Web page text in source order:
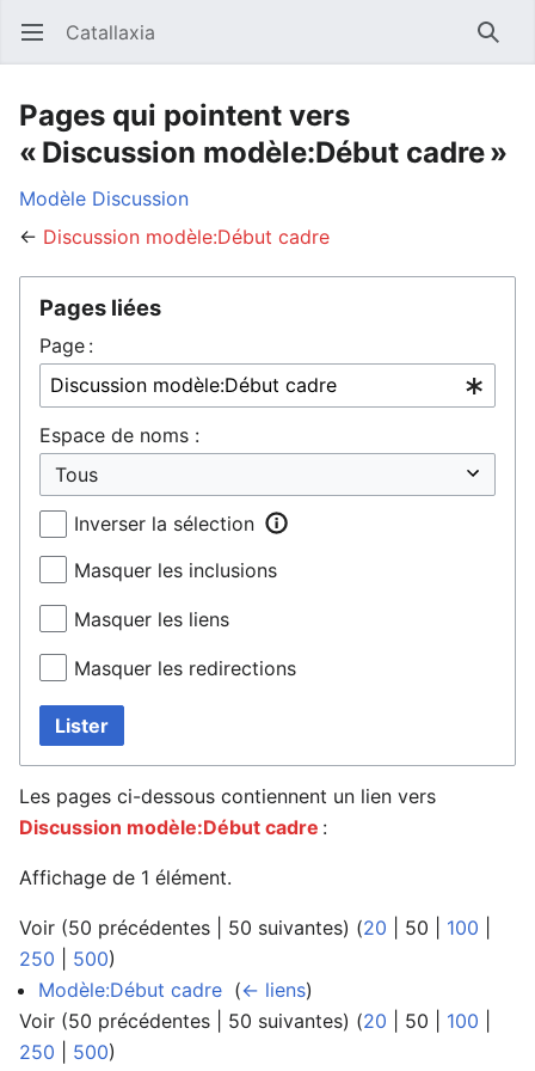
Ouvrir le menu principal Catallaxia
Pages qui pointent vers
« Discussion modèle:Début cadre »
Modèle Discussion
← Discussion modèle:Début cadre
Pages liées
Page :
Espace de noms :
Inverser la sélection
Masquer les inclusions
Masquer les liens
Masquer les redirections
Lister
Les pages ci-dessous contiennent un lien vers
Discussion modèle:Début cadre :
Affichage de 1 élément.
Voir (50 précédentes 50 suivantes) (20 50 100
250
500)
Modèle:Début cadre (← liens)
Voir (50 précédentes 50 suivantes) (20 50 100
250
500)